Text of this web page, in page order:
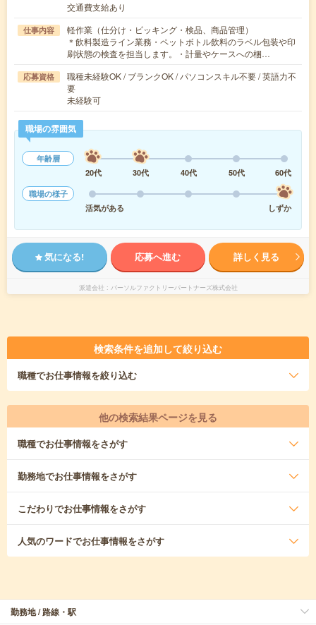
交通費支給あり
仕事内容
軽作業（仕分け・ピッキング・検品、商品管理）
＊飲料製造ライン業務・ペットボトル飲料のラベル包装や印
刷状態の検査を担当します。・計量やケースへの梱…
応募資格
職種未経験OK / ブランクOK / パソコンスキル不要 / 英語力不
要
未経験可
職場の雰囲気
年齢層
20代
30代 40代 50代
60代
職場の様子
活気がある
しずか
気になる! 応募へ進む 詳しく見る
派遣会社 パーソルファクトリーパートナーズ株式会社
検索条件を追加して絞り込む
職種でお仕事情報を絞り込む
他の検索結果ページを見る
職種でお仕事情報をさがす
勤務地でお仕事情報をさがす
こだわりでお仕事情報をさがす
人気のワードでお仕事情報をさがす
勤務地 / 路線・駅